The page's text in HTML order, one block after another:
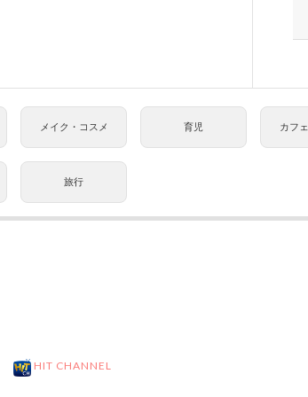
メイク・コスメ 育児 カフ
旅行
HIT CHANNEL